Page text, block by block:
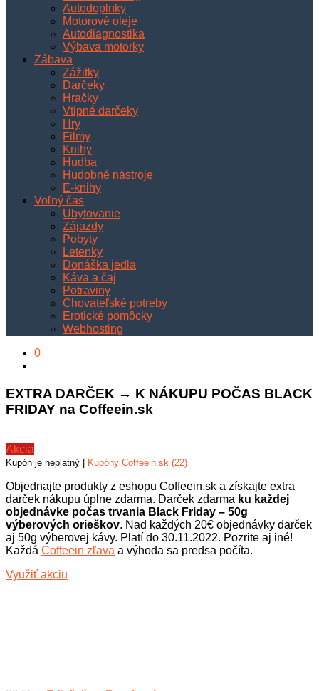
Autodoplnky
Motorové oleje
Autodiagnostika
Výbava motorky
Zábava
Zážitky
Darčeky
Hračky
Vtipné darčeky
Hry
Filmy
Knihy
Hudba
Hudobné nástroje
E-knihy
Voľný čas
Ubytovanie
Zájazdy
Pobyty
Letenky
Donáška jedla
Káva a čaj
Potraviny
Chovateľské potreby
Erotické pomôcky
Webhosting
0
EXTRA DARČEK → K NÁKUPU POČAS BLACK
FRIDAY na Coffeein.sk
Akcia
Kupón je neplatný | Kupóny Coffeein.sk (22)
Objednajte produkty z eshopu Coffeein.sk a získajte extra
darček nákupu úplne zdarma. Darček zdarma ku každej
objednávke počas trvania Black Friday – 50g
výberových orieškov. Nad každých 20€ objednávky darček
aj 50g výberovej kávy. Platí do 30.11.2022. Pozrite aj iné!
Každá Coffeein zľava a výhoda sa predsa počíta.
Využiť akciu